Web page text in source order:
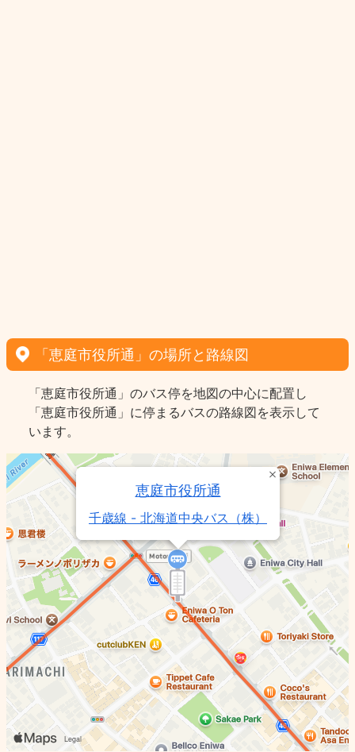
「恵庭市役所通」の場所と路線図
「恵庭市役所通」のバス停を地図の中心に配置し
「恵庭市役所通」に停まるバスの路線図を表示して
います。
恵庭市役所通
千歳線 - 北海道中央バス（株）